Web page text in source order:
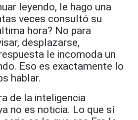
leyendo, le hago una
veces consultó su
hora? No para
desplazarse,
le incomoda un
Eso es exactamente lo
hablar.
de la inteligencia
no es noticia. Lo que sí